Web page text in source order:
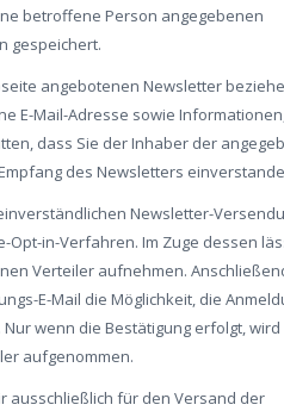
betroffene Person angegebenen
gespeichert.
angebotenen Newsletter
E-Mail-Adresse sowie
dass Sie der Inhaber der
des Newsletters
Newsletter-
Opt-in-Verfahren. Im Zuge dessen
Verteiler aufnehmen.
E-Mail die Möglichkeit, die
wenn die Bestätigung erfolgt, wird
aufgenommen.
ausschließlich für den Versand der